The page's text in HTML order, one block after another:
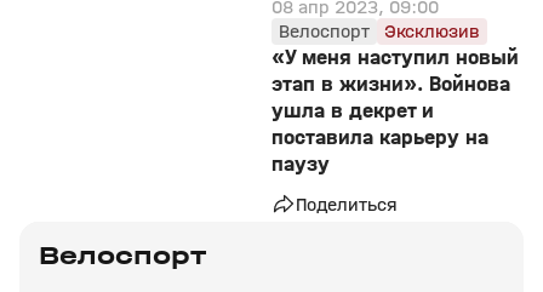
08 апр 2023, 09:00
Велоспорт
Эксклюзив
«У меня наступил новый
этап в жизни». Войнова
ушла в декрет и
поставила карьеру на
паузу
Поделиться
Велоспорт